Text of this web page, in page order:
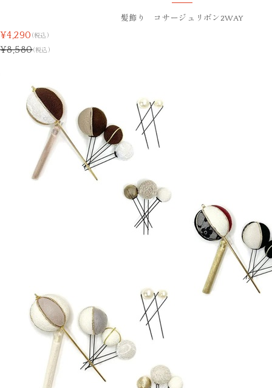
髪飾り コサージュリボン2WAY
¥4,290 (税込)
¥8,580(税込)